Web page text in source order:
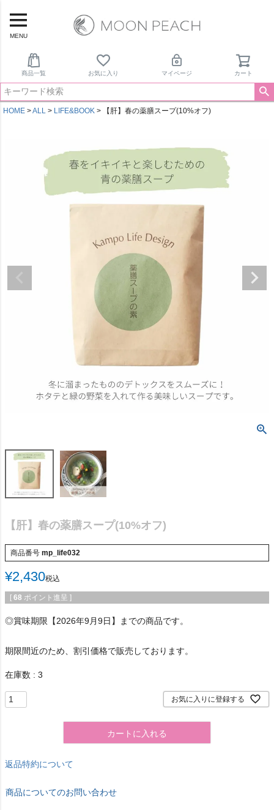
MENU
商品一覧 お気に入り マイページ カート
HOME ALL LIFE&BOOK 【肝】春の薬膳スープ(10%オフ)
【肝】春の薬膳スープ(10%オフ)
商品番号 mp_life032
¥2,430税込
[ 68 ポイント進呈 ]
◎賞味期限【2026年9月9日】までの商品です。
期限間近のため、割引価格で販売しております。
在庫数 3
お気に入りに登録する
カートに入れる
返品特約について
商品についてのお問い合わせ